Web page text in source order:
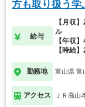
方も取り扱う
給与
【月収
ル
【年収
【時給
勤務地 富山県 富
アクセス ＪＲ高山